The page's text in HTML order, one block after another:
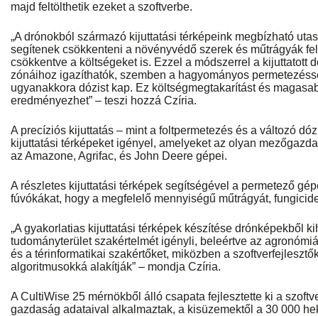
majd feltölthetik ezeket a szoftverbe.
„A drónokból származó kijuttatási térképeink megbízható
segítenek csökkenteni a növényvédő szerek és műtrágyák
csökkentve a költségeket is. Ezzel a módszerrel a kijuttatott
zónáihoz igazíthatók, szemben a hagyományos
ugyanakkora dózist kap. Ez költségmegtakarítást és
eredményezhet” – teszi hozzá Czíria.
A precíziós kijuttatás – mint a foltpermetezés és a változó
kijuttatási térképeket igényel, amelyeket az olyan
az Amazone, Agrifac, és John Deere gépei.
A részletes kijuttatási térképek segítségével a permetező
fúvókákat, hogy a megfelelő mennyiségű műtrágyát,
„A gyakorlatias kijuttatási térképek készítése drónképekből
tudományterület szakértelmét igényli, beleértve az
és a térinformatikai szakértőket, miközben a
algoritmusokká alakítják” – mondja Czíria.
A CultiWise 25 mérnökből álló csapata fejlesztette ki a
gazdaság adataival alkalmaztak, a kisüzemektől a 30 000